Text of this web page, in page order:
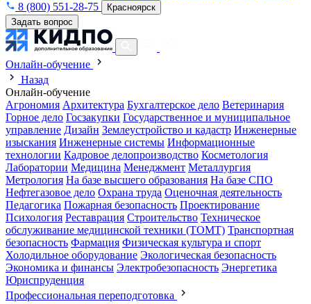
8 (800) 551-28-75
Красноярск
Задать вопрос
Онлайн-обучение
Назад
Онлайн-обучение
Агрономия Архитектура Бухгалтерское дело Ветеринария
Горное дело Госзакупки Государственное и муниципальное
управление Дизайн Землеустройство и кадастр Инженерные
изыскания Инженерные системы Информационные
технологии Кадровое делопроизводство Косметология
Лаборатории Медицина Менеджмент Металлургия
Метрология На базе высшего образования На базе СПО
Нефтегазовое дело Охрана труда Оценочная деятельность
Педагогика Пожарная безопасность Проектирование
Психология Реставрация Строительство Техническое
обслуживание медицинской техники (ТОМТ) Транспортная
безопасность Фармация Физическая культура и спорт
Холодильное оборудование Экологическая безопасность
Экономика и финансы Электробезопасность Энергетика
Юриспруденция
Профессиональная переподготовка